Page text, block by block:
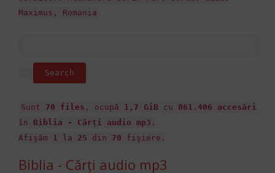
Maximus, Romania
Sunt 70 files , ocupă 1,7 GiB cu 861.406 accesări
în Biblia - Cărți audio mp3 .
Afişăm 1 la 25 din 70 fişiere.
Biblia - Cărți audio mp3